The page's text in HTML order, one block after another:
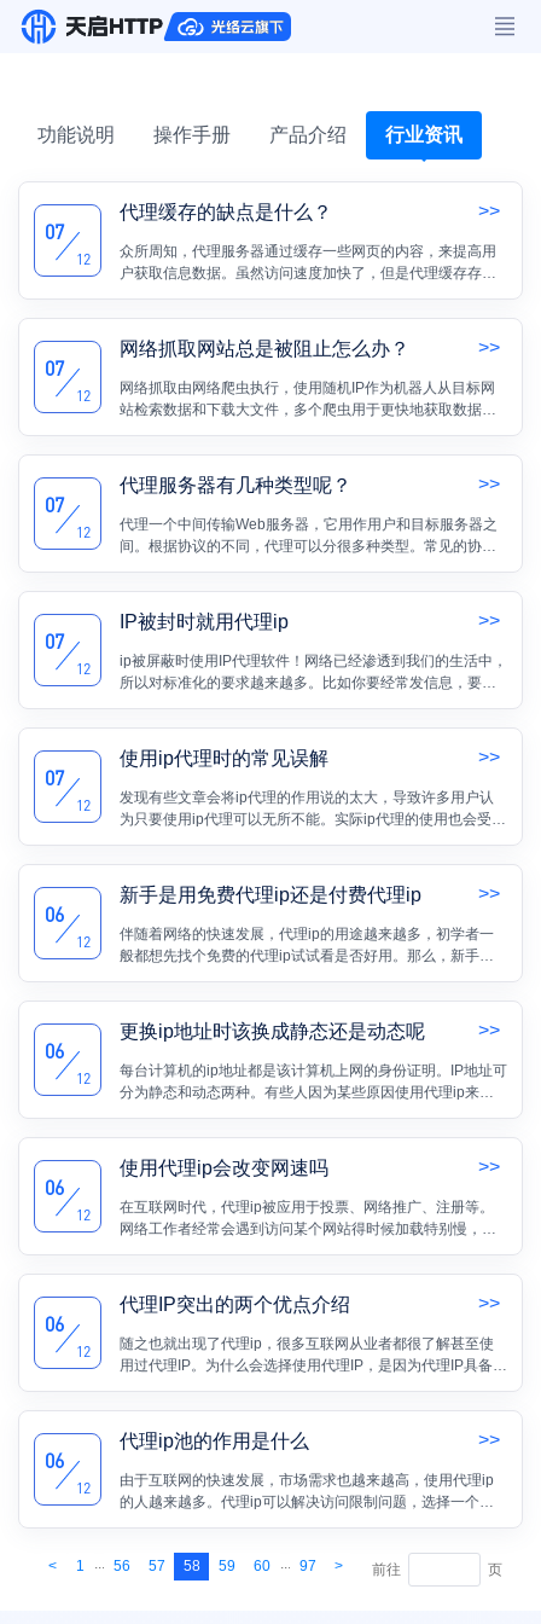
功能说明 操作手册 产品介绍 行业资讯
07
12
代理缓存的缺点是什么？ >>
众所周知，代理服务器通过缓存一些网页的内容，来提高用
户获取信息数据。虽然访问速度加快了，但是代理缓存存在
缺点。本文将为大家介绍一下代理缓存的缺点。
07
12
网络抓取网站总是被阻止怎么办？ >>
网络抓取由网络爬虫执行，使用随机IP作为机器人从目标网
站检索数据和下载大文件，多个爬虫用于更快地获取数据。
由于访问太过频繁，网站会阻止您继续访问。代理有很多用
例，包括浏览使用它们来抓取网站等等。本文将介绍代理是
如何如何提高爬虫效率以及在使用代理进行抓取时可以采取
的预防措施。
07
12
代理服务器有几种类型呢？ >>
代理一个中间传输Web服务器，它用作用户和目标服务器之
间。根据协议的不同，代理可以分很多种类型。常见的协议
类型是http、HTTPS、socks。本文将为大家介绍一下按照协
议分代理可分哪些类型。
07
12
IP被封时就用代理ip >>
ip被屏蔽时使用IP代理软件！网络已经渗透到我们的生活中，
所以对标准化的要求越来越多。比如你要经常发信息，要注
册更多的账号，这些都会受到IP的限制。但如果工作需要，
就要解决IP限制的问题。
07
12
使用ip代理时的常见误解 >>
发现有些文章会将ip代理的作用说的太大，导致许多用户认
为只要使用ip代理可以无所不能。实际ip代理的使用也会受到
限制。
06
12
新手是用免费代理ip还是付费代理ip >>
伴随着网络的快速发展，代理ip的用途越来越多，初学者一
般都想先找个免费的代理ip试试看是否好用。那么，新手是
用免费代理ip还是付费代理ip好呢？下面小编给大家介绍一下
免费代理ip和付费代理ip的优缺点比较，大家就知道怎么选择
了。
06
12
更换ip地址时该换成静态还是动态呢 >>
每台计算机的ip地址都是该计算机上网的身份证明。IP地址可
分为静态和动态两种。有些人因为某些原因使用代理ip来替
换ip地址，但他们不知道是否应该替换静态ip或动态ip。以下
小编为您介绍动态ip和静态ip的应用场景及其特点。
06
12
使用代理ip会改变网速吗 >>
在互联网时代，代理ip被应用于投票、网络推广、注册等。
网络工作者经常会遇到访问某个网站得时候加载特别慢，或
者由于访问太频繁被限制访问，代理ip可以完美的解决这两
个问题。有人会好奇，为什么使用代理ip后网速会加快？
06
12
代理IP突出的两个优点介绍 >>
随之也就出现了代理ip，很多互联网从业者都很了解甚至使
用过代理IP。为什么会选择使用代理IP，是因为代理IP具备着
一定的优点，能为用户带来非常明显的好处。例如：利用代
理ip进行数据采集可以提高工作效率。
06
12
代理ip池的作用是什么 >>
由于互联网的快速发展，市场需求也越来越高，使用代理ip
的人越来越多。代理ip可以解决访问限制问题，选择一个高
质量的IP代理商，必须要考虑它的代理ip池。那么代理ip池的
<
1 ... 56 57 58 59 60 ... 97 > 前往 页